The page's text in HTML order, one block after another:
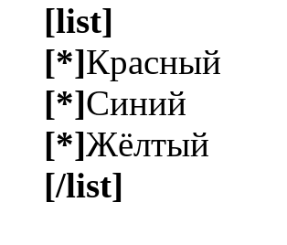
[list]
[*]Красный
[*]Синий
[*]Жёлтый
[/list]